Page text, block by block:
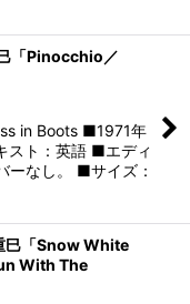
「Pinocchio／
in Boots ■1971年
スト：英語 ■エディ
ーなし。 ■サイズ：
巳「Snow White
With The